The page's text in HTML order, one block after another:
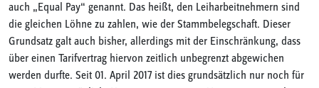
auch „Equal Pay“ genannt. Das heißt, den Leiharbeitnehmern sind
die gleichen Löhne zu zahlen, wie der Stammbelegschaft. Dieser
Grundsatz galt auch bisher, allerdings mit der Einschränkung, dass
über einen Tarifvertrag hiervon zeitlich unbegrenzt abgewichen
werden durfte. Seit 01. April 2017 ist dies grundsätzlich nur noch für